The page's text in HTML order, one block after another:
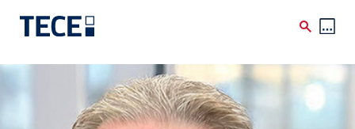
Skip to main content